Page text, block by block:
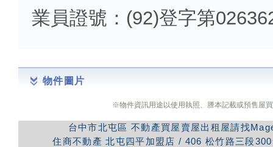
業員證號：(92)登字第
物件圖片
※物件資訊用途以使用執照、謄本記載或預售屋
台中市北屯區 不動產買屋賣屋出租屋請找
住商不動產 北屯四平加盟店 / 406 松竹路三段